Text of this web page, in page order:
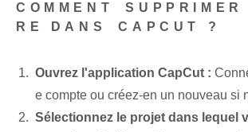
COMMENT
RE DANS ⁤CAPCUT ?
Ouvrez l'application ⁢CapCut :
e compte ou créez-en un nouveau si
Sélectionnez le projet dans lequel